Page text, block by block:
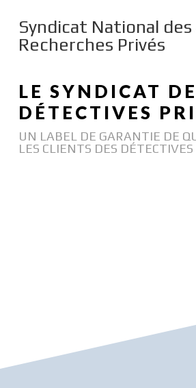
Syndicat National
Recherches Privés
LE SYNDICAT
DÉTECTIVES
UN LABEL DE GARANTIE DE
LES CLIENTS DES DÉTECTIVES